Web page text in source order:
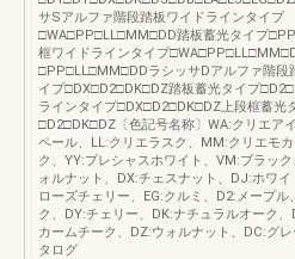
サSアルファ階段踏板ワイドラインタイプ
□WA□PP□LL□MM□DD踏板蓄光タイプ
框ワイドラインタイプ
□PP□LL□MM□DDラシッサDアルファ階段
イプ□DX□D2□DK□DZ踏板蓄光タイプ
ラインタイプ□DX□D2□DK□DZ上段框蓄光
□D2□DK□DZ〔色記号名称〕WA:クリエア
ペール、LL:クリエラスク、MM:クリエモ
ク、YY:プレシャスホワイト、VM:ブラッ
ォルナット、DX:チェスナット、DJ:ホワイ
ローズチェリー、EG:クルミ、D2:メープル
ク、DY:チェリー、DK:ナチュラルオーク
カームチーク、DZ:ウォルナット、DC:グ
タログ